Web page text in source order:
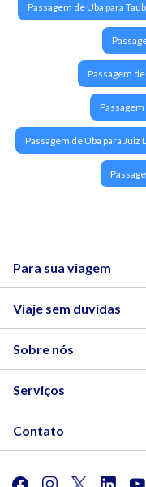
Passagem de Uba para
Passagem
Passagem de Uba para Juiz
Para sua viagem
Viaje sem duvidas
Sobre nós
Serviços
Contato